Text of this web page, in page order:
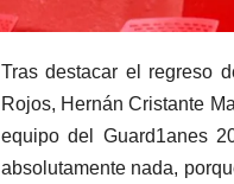
Tras destacar el regreso
Rojos, Hernán Cristante
equipo del Guard1anes
absolutamente nada,